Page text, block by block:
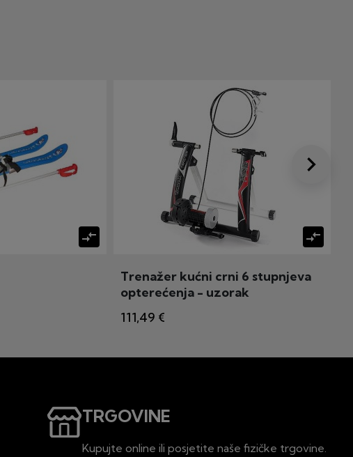
compare_arrows compare_arrows
Trenažer kućni crni 6 stupnjeva
opterećenja - uzorak
111,49 €
Dalje
keyboard_arrow_right
TRGOVINE
Kupujte online ili posjetite naše fizičke trgovine.